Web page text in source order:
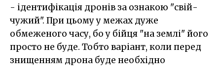
- ідентифікація дронів за ознакою "свій-
чужий". При цьому у межах дуже
обмеженого часу, бо у бійця "на землі" його
просто не буде. Тобто варіант, коли перед
знищенням дрона буде необхідно